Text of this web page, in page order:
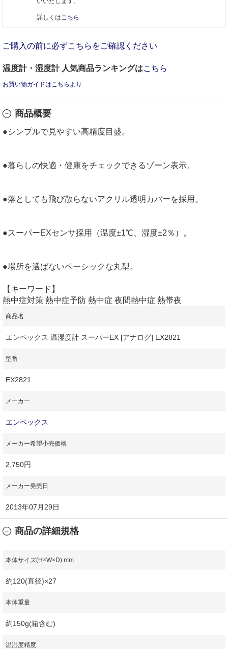
詳しくは こちら
ご購入の前に必ずこちらをご確認ください
温度計・湿度計 人気商品ランキングはこちら
お買い物ガイドはこちらより
商品概要
●シンプルで見やすい高精度目盛。
●暮らしの快適・健康をチェックできるゾーン表示。
●落としても飛び散らないアクリル透明カバーを採用。
●スーパーEXセンサ採用（温度±1℃、湿度±2％）。
●場所を選ばないベーシックな丸型。
【キーワード】
熱中症対策 熱中症予防 熱中症 夜間熱中症 熱帯夜
商品名
エンペックス 温湿度計 スーパーEX [アナログ] EX2821
型番
EX2821
メーカー
エンペックス
メーカー希望小売価格
2,750円
メーカー発売日
2013年07月29日
商品の詳細規格
本体サイズ(H×W×D) mm
約120(直径)×27
本体重量
約150g(箱含む)
温湿度精度